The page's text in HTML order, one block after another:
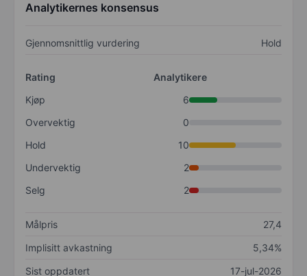
Analytikernes konsensus
Gjennomsnittlig vurdering Hold
Rating
Analytikere
Kjøp
6
Overvektig
0
Hold
10
Undervektig
2
Selg
2
Målpris
27,4
Implisitt avkastning
5,34%
Sist oppdatert
17-jul-2026